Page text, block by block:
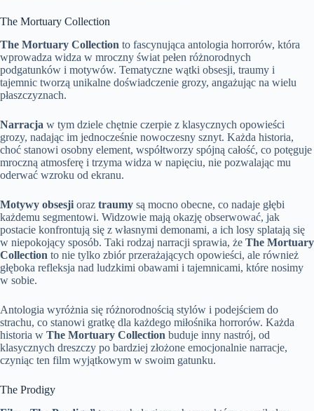
The Mortuary Collection
The Mortuary Collection to fascynująca antologia horrorów, która
wprowadza widza w mroczny świat pełen różnorodnych
podgatunków i motywów. Tematyczne wątki obsesji, traumy i
tajemnic tworzą unikalne doświadczenie grozy, angażując na wielu
płaszczyznach.
Narracja w tym dziele chętnie czerpie z klasycznych opowieści
grozy, nadając im jednocześnie nowoczesny sznyt. Każda historia,
choć stanowi osobny element, współtworzy spójną całość, co potęguje
mroczną atmosferę i trzyma widza w napięciu, nie pozwalając mu
oderwać wzroku od ekranu.
Motywy obsesji oraz traumy są mocno obecne, co nadaje głębi
każdemu segmentowi. Widzowie mają okazję obserwować, jak
postacie konfrontują się z własnymi demonami, a ich losy splatają się
w niepokojący sposób. Taki rodzaj narracji sprawia, że The Mortuary
Collection to nie tylko zbiór przerażających opowieści, ale również
głęboka refleksja nad ludzkimi obawami i tajemnicami, które nosimy
w sobie.
Antologia wyróżnia się różnorodnością stylów i podejściem do
strachu, co stanowi gratkę dla każdego miłośnika horrorów. Każda
historia w The Mortuary Collection buduje inny nastrój, od
klasycznych dreszczy po bardziej złożone emocjonalnie narracje,
czyniąc ten film wyjątkowym w swoim gatunku.
The Prodigy